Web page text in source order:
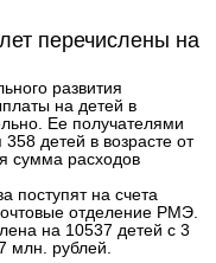
перечислены на
развития
на детей в
Ее получателями
детей в возрасте от
сумма расходов
поступят на счета
отделение РМЭ.
на 10537 детей с 3
млн. рублей.